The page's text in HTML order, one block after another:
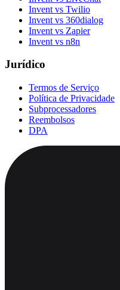
Invent vs Twilio
Invent vs 360dialog
Invent vs Zapier
Invent vs n8n
Jurídico
Termos de Serviço
Política de Privacidade
Subprocessadores
Reembolsos
DPA